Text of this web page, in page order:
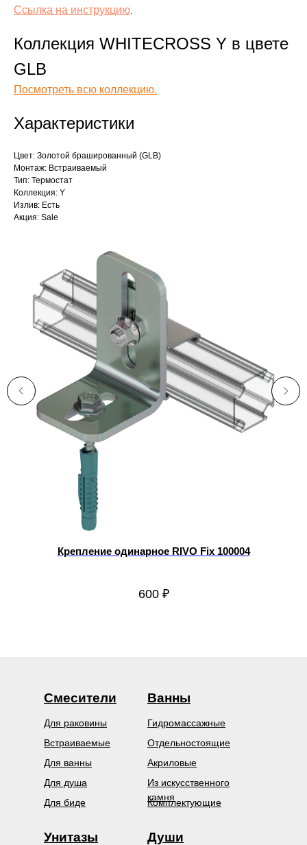
Ссылка на инструкцию.
Коллекция WHITECROSS Y в цвете
GLB
Посмотреть всю коллекцию.
Характеристики
Цвет: Золотой брашированный (GLB)
Монтаж: Встраиваемый
Тип: Термостат
Коллекция: Y
Излив: Есть
Акция: Sale
Крепление одинарное RIVO Fix 100004
600 ₽
Смесители
Души
Встраиваемые
Для биде
Для ванны
Для душа
Для раковины
Ванны
Из искусственного
камня
Гидромассажные
Акриловые
Отдельностоящие
Комплектующие
Унитазы